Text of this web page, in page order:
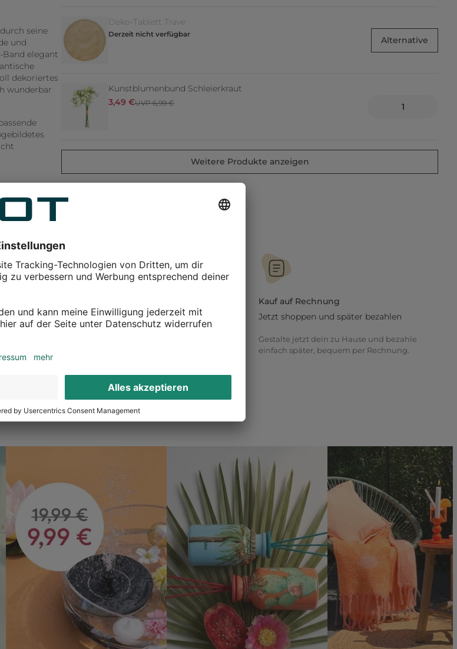
seine
und
elegant
dekoriertes
wunderbar
Deko-Tablett Trave
Derzeit nicht verfügbar
Alternative
Kunstblumenbund Schleierkraut
3,49 €UVP 6,99 €
Weitere Produkte anzeigen
gefällt
Inspiration in deiner Nähe
Kauf auf Rechnung
Jetzt shoppen und später bezahlen
Gestalte jetzt dein zu Hause und bezahle
einfach später, bequem per Rechnung.